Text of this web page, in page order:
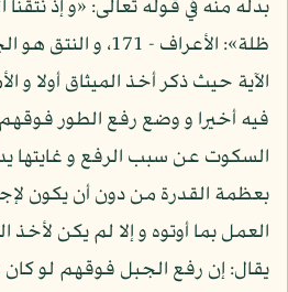
بدله منه في قوله تعالى: «و إذ
ظلة»: الأعراف - 171،
الآية حيث ذكر أخذ الميثاق أولا و
فيه أخيرا و وضع رفع الطور
السكوت عن سبب الرفع و غايتها
بعظمة القدرة من دون أن يكون
العمل بما أوتوه و إلا لم يكن لأخذ
يقال: إن رفع الجبل فوقهم لو كان